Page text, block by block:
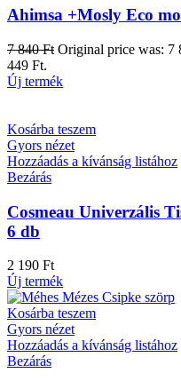
Ahimsa +Mosly Eco
7 840Ft Original price was: 7
449 Ft.
Új termék
Kosárba teszem
Gyors nézet
Hozzáadás a kívánság listához
Bezárás
Cosmeau Univerzális
6 db
2 190 Ft
Új termék
Kosárba teszem
Gyors nézet
Hozzáadás a kívánság listához
Bezárás